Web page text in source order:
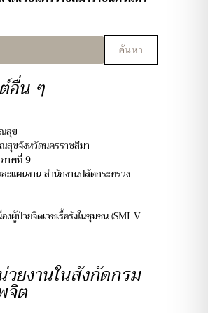
ค้นหา
อื่น ๆ
สุข
สุขจังหวัดนครราชสีมา
าพที่ 9
ะแผนงาน สำนักงานปลัดกระทรวง
งผู้ป่วยจิตเวชเรื้อรังในชุมชน (SMI-V
ยงานในสังกัดกรม
จิต